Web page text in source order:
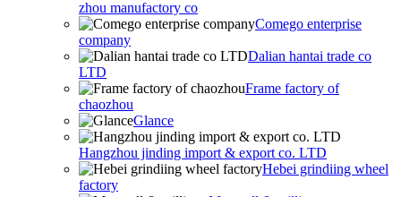
zhou manufactory co
Comego enterprise
company
Dalian hantai trade co
LTD
Frame factory of
chaozhou
Glance
Hangzhou jinding import & export co. LTD
Hebei grindiing wheel
factory